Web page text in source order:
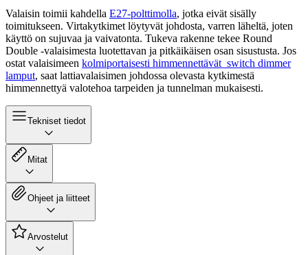
Valaisin toimii kahdella E27-polttimolla, jotka eivät sisälly
toimitukseen. Virtakytkimet löytyvät johdosta, varren läheltä, joten
käyttö on sujuvaa ja vaivatonta. Tukeva rakenne tekee Round
Double -valaisimesta luotettavan ja pitkäikäisen osan sisustusta. Jos
ostat valaisimeen kolmiportaisesti himmennettävät switch dimmer
lamput, saat lattiavalaisimen johdossa olevasta kytkimestä
himmennettyä valotehoa tarpeiden ja tunnelman mukaisesti.
Tekniset tiedot
Mitat
Ohjeet ja liitteet
Arvostelut